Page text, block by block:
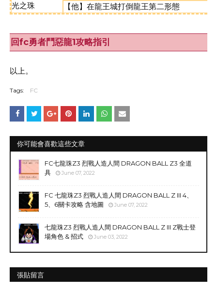
光之珠
【他】在龍王城打倒龍王第二形態
回fc勇者鬥惡龍1攻略指引
以上。
Tags: FC
你可能會喜歡這些文章
FC七龍珠Z3 烈戰人造人間 DRAGON BALL Z3 全道
具
June 07, 2022
FC 七龍珠Z3 烈戰人造人間 DRAGON BALL Z III 4、
5、6關卡攻略 含地圖
June 07, 2022
七龍珠Z3 烈戰人造人間 DRAGON BALL Z III Z戰士登
場角色 & 招式
June 03, 2022
張貼留言